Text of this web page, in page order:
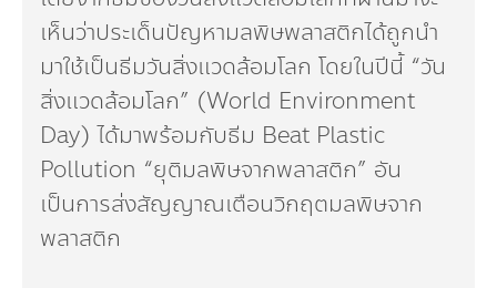
เห็นว่าประเด็นปัญหามลพิษพลาสติกได้ถูกนำ
มาใช้เป็นธีมวันสิ่งแวดล้อมโลก โดยในปีนี้ “วัน
สิ่งแวดล้อมโลก” (World Environment
Day) ได้มาพร้อมกับธีม Beat Plastic
Pollution “ยุติมลพิษจากพลาสติก” อัน
เป็นการส่งสัญญาณเตือนวิกฤตมลพิษจาก
พลาสติก